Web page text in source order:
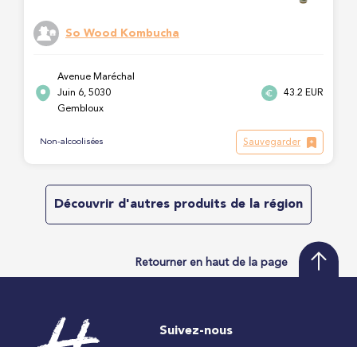
So Wood Kombucha
Avenue Maréchal
Juin 6, 5030
Gembloux
43.2 EUR
Non-alcoolisées Sauvegarder
Découvrir d'autres produits de la région
Retourner en haut de la page
Suivez-nous